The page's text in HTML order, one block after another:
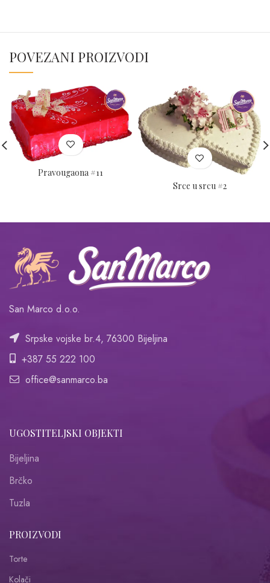
POVEZANI PROIZVODI
Pravougaona #11
Srce u srcu #2
San Marco d.o.o.
Srpske vojske br.4, 76300 Bijeljina
+387 55 222 100
office@sanmarco.ba
UGOSTITELJSKI OBJEKTI
Bijeljina
Brčko
Tuzla
PROIZVODI
Torte
Kolači